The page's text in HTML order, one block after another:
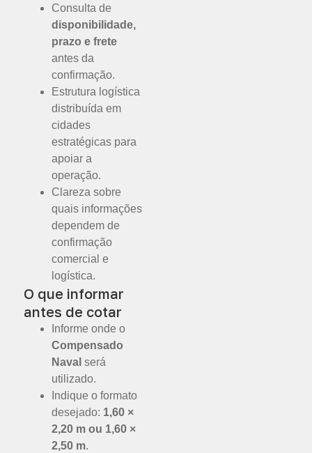
Consulta de
disponibilidade,
prazo e frete
antes da
confirmação.
Estrutura logística
distribuída em
cidades
estratégicas para
apoiar a
operação.
Clareza sobre
quais informações
dependem de
confirmação
comercial e
logística.
O que informar
antes de cotar
Informe onde o
Compensado
Naval será
utilizado.
Indique o formato
desejado: 1,60 ×
2,20 m ou 1,60 ×
2,50 m.